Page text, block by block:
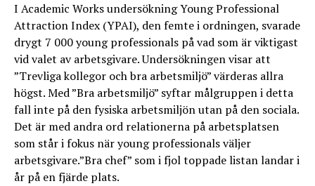
I Academic Works undersökning Young Professional
Attraction Index (YPAI), den femte i ordningen, svarade
drygt 7 000 young professionals på vad som är viktigast
vid valet av arbetsgivare. Undersökningen visar att
”Trevliga kollegor och bra arbetsmiljö” värderas allra
högst. Med ”Bra arbetsmiljö” syftar målgruppen i detta
fall inte på den fysiska arbetsmiljön utan på den sociala.
Det är med andra ord relationerna på arbetsplatsen
som står i fokus när young professionals väljer
arbetsgivare.”Bra chef” som i fjol toppade listan landar i
år på en fjärde plats.